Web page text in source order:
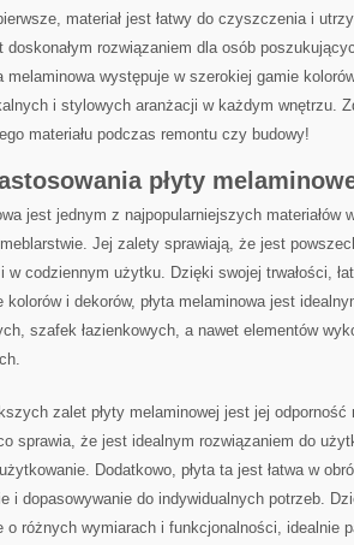
materiał jest łatwy do czyszczenia i
doskonałym‌ rozwiązaniem dla osób
melaminowa występuje w szerokiej gamie
i stylowych aranżacji w każdym wnętrzu.⁤
materiału podczas remontu ‍czy budowy!
płyty
jest⁣ jednym z najpopularniejszych materiałów
Jej zalety ⁢sprawiają,⁣ że jest
w codziennym⁤ użytku.‍ Dzięki swojej trwałości,
kolorów i dekorów, płyta melaminowa jest
szafek ‍łazienkowych,‌ a nawet elementów⁤
⁢zalet płyty ‍melaminowej jest jej
sprawia, że jest idealnym rozwiązaniem do
Dodatkowo, płyta ta jest łatwa w
i dopasowywanie do indywidualnych potrzeb.
o różnych wymiarach i funkcjonalności,​ idealnie